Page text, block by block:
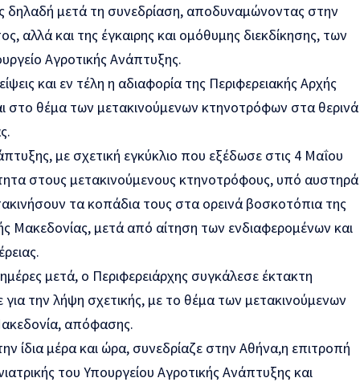
δηλαδή μετά τη συνεδρίαση, αποδυναμώνοντας στην
αλλά και της έγκαιρης και ομόθυμης διεκδίκησης, των
Αγροτικής Ανάπτυξης.
και εν τέλη η αδιαφορία της Περιφερειακής Αρχής
στο θέμα των μετακινούμενων κτηνοτρόφων στα θερινά
με σχετική εγκύκλιο που εξέδωσε στις 4 Μαΐου
στους μετακινούμενους κτηνοτρόφους, υπό αυστηρά
τα κοπάδια τους στα ορεινά βοσκοτόπια της
Μακεδονίας, μετά από αίτηση των ενδιαφερομένων και
μετά, ο Περιφερειάρχης συγκάλεσε έκτακτη
την λήψη σχετικής, με το θέμα των μετακινούμενων
απόφασης.
ίδια μέρα και ώρα, συνεδρίαζε στην Αθήνα,η επιτροπή
του Υπουργείου Αγροτικής Ανάπτυξης και